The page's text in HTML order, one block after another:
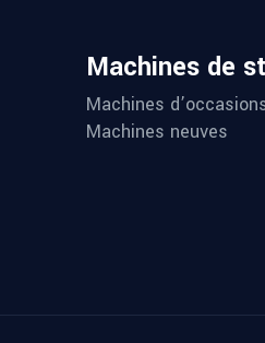
Machines de
Machines
Machines neuves